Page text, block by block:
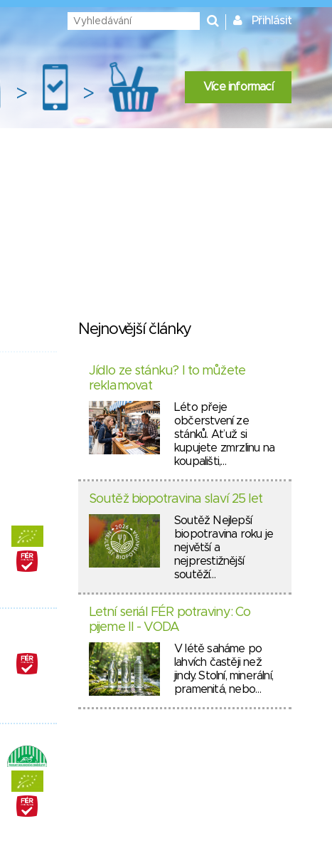
Přihlásit
> > Více informací
Nejnovější články
Jídlo ze stánku? I to můžete
reklamovat
Léto přeje
občerstvení ze
stánků. Ať už si
kupujete zmrzlinu na
koupališti,…
Soutěž biopotravina slaví 25 let
Soutěž Nejlepší
biopotravina roku je
největší a
nejprestižnější
soutěží…
Letní seriál FÉR potraviny: Co
pijeme II - VODA
V létě saháme po
lahvích častěji než
jindy. Stolní, minerální,
pramenitá, nebo…